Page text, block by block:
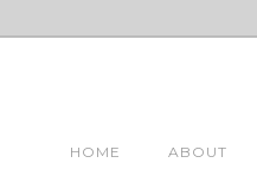
HOME ABOUT